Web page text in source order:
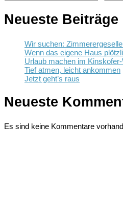
Neueste Beiträge
Wir suchen:
Wenn das eigene Haus
Urlaub machen im
Tief atmen, leicht ankommen
Jetzt geht’s raus
Neueste
Es sind keine Kommentare